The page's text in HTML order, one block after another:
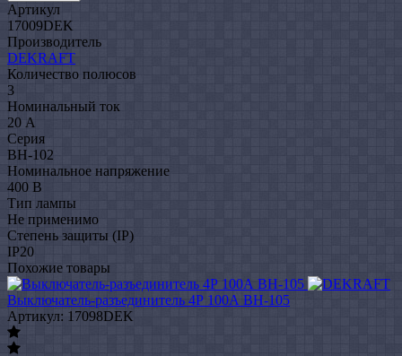
Артикул
17009DEK
Производитель
DEKRAFT
Количество полюсов
3
Номинальный ток
20 А
Серия
ВН-102
Номинальное напряжение
400 В
Тип лампы
Не применимо
Степень защиты (IP)
IP20
Похожие товары
Выключатель-разъединитель 4Р 100А ВН-105
Артикул: 17098DEK